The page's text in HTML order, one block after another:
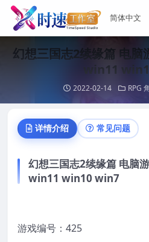
幻想三国志2续缘篇 电脑
win11
2022-02-14 RPG
详情介绍 常见问题
幻想三国志2续缘篇 电脑
win11 win10 win7
游戏编号：425